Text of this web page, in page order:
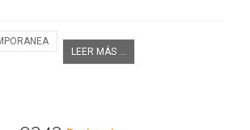
LEER MÁS ...